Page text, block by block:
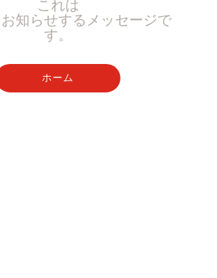
これは
知らせするメッセージで
す。
ホーム